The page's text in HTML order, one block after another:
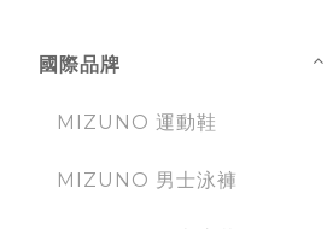
國際品牌
MIZUNO 運動鞋
MIZUNO 男士泳褲